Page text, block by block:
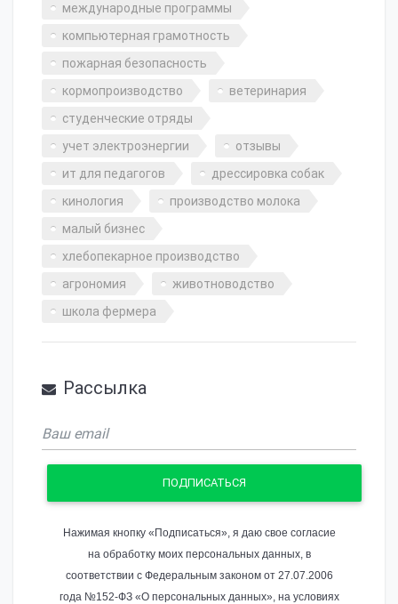
международные программы
компьютерная грамотность
пожарная безопасность
кормопроизводство
ветеринария
студенческие отряды
учет электроэнергии
отзывы
ит для педагогов
дрессировка собак
кинология
производство молока
малый бизнес
хлебопекарное производство
агрономия
животноводство
школа фермера
Рассылка
ПОДПИСАТЬСЯ
Нажимая кнопку «Подписаться», я даю свое согласие
на обработку моих персональных данных, в
соответствии с Федеральным законом от 27.07.2006
года №152-ФЗ «О персональных данных», на условиях